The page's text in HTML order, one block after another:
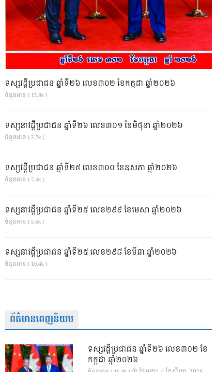
ទស្សវដ្តីប្រជាជន ឆ្នាំទី២៦ លេខ៣០២ ខែកក្កដា ឆ្នាំ២០២៦
ចំនួនអាន ( 15.8k )
ទស្សនាវដ្ដីប្រជាជន ឆ្នាំទី២៦ លេខ៣០១ ខែមិថុនា ឆ្នាំ២០២៦
ចំនួនអាន ( 2.7k )
ទស្សវដ្តីប្រជាជន ឆ្នាំទី២៥ លេខ៣០០ ខែឧសភា ឆ្នាំ២០២៦
ចំនួនអាន ( 7.4k )
ទស្សនាវដ្ដីប្រជាជន ឆ្នាំទី២៥ លេខ២៩៩ ខែមេសា ឆ្នាំ២០២៦
ចំនួនអាន ( 5.6k )
ទស្សនាវដ្ដីប្រជាជន ឆ្នាំទី២៥ លេខ២៩៨ ខែមីនា ឆ្នាំ២០២៦
ចំនួនអាន ( 10.4k )
ព័ត៌មានពេញនិយម
ទស្សវដ្តីប្រជាជន ឆ្នាំទី២៦ លេខ៣០២ ខែ
កក្កដា ឆ្នាំ២០២៦